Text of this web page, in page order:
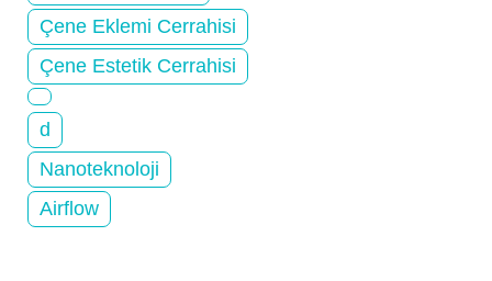
Çene Eklemi Cerrahisi
Çene Estetik Cerrahisi
d
Nanoteknoloji
Airflow